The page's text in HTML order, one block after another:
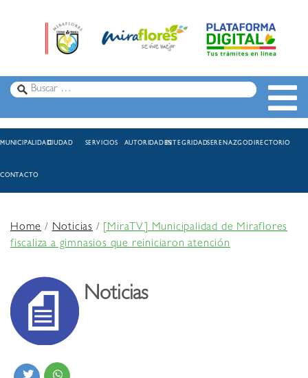
MUNICIPALIDADCIUDAD SERVICIOS AUTORIDADESINTEGRIDADSERENAZGODIRECTORIO
CONTACTO
Home/Noticias /
[MiraTV] Municipalidad de Miraflores
fiscaliza a gimnasios que reiniciaron atención
Noticias